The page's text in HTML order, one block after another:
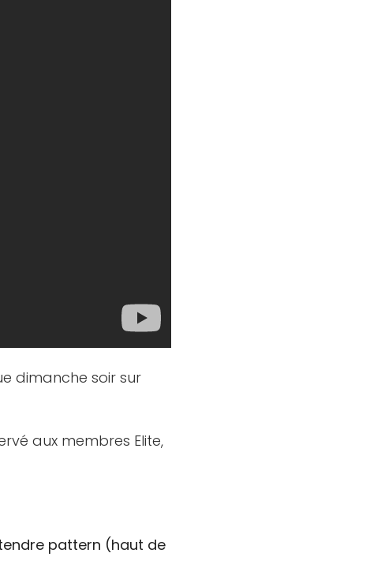
dimanche soir sur
aux membres Elite,
pattern (haut de